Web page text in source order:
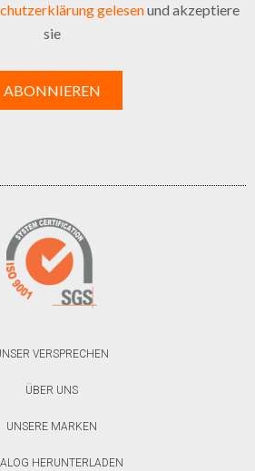
gelesenund akzeptiere
sie
VERSPRECHEN
ÜBER UNS
UNSERE MARKEN
HERUNTERLADEN